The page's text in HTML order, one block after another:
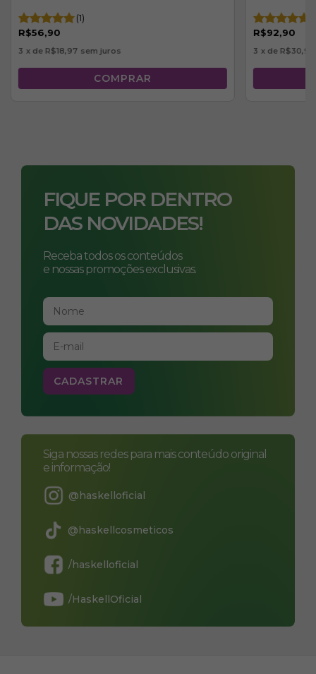
(1)
R$56,90
3 x de R$18,97 sem juros
R$92,90
3 x de R$30,97
FIQUE POR DENTRO
DAS NOVIDADES!
Receba todos os conteúdos
e nossas promoções exclusivas.
Siga nossas redes para mais conteúdo original
e informação!
@haskelloficial
@haskellcosmeticos
/haskelloficial
/HaskellOficial